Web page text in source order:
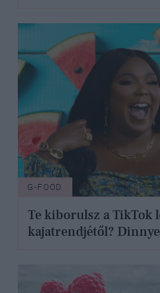
G-FOOD
Te kiborulsz a TikTok
kajatrendjétől?